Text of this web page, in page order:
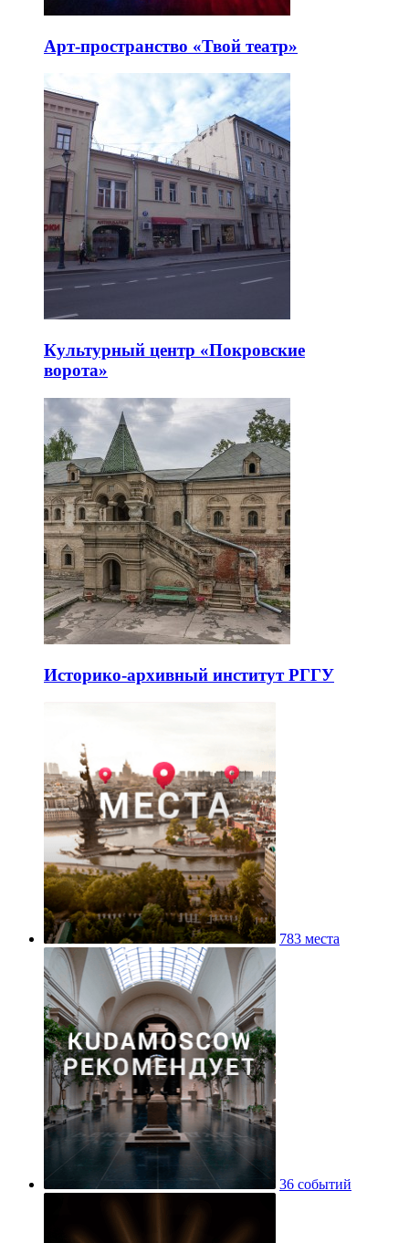
Арт-пространство «Твой театр»
Культурный центр «Покровские
ворота»
Историко-архивный институт РГГУ
783 места
36 событий